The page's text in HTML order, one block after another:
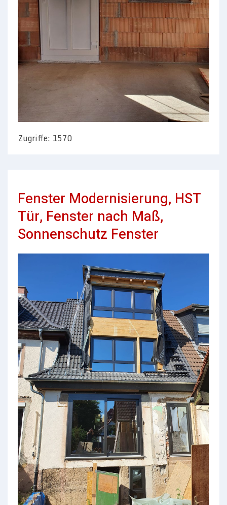
Zugriffe: 1570
Fenster Modernisierung, HST
Tür, Fenster nach Maß,
Sonnenschutz Fenster